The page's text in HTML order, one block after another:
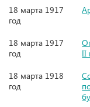
18 марта 1917
год
18 марта 1917
год
II
18 марта 1918
год